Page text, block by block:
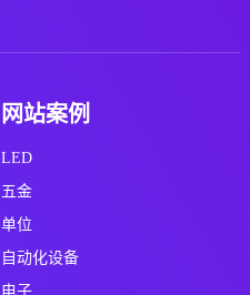
网站案例
LED
五金
单位
自动化设备
电子